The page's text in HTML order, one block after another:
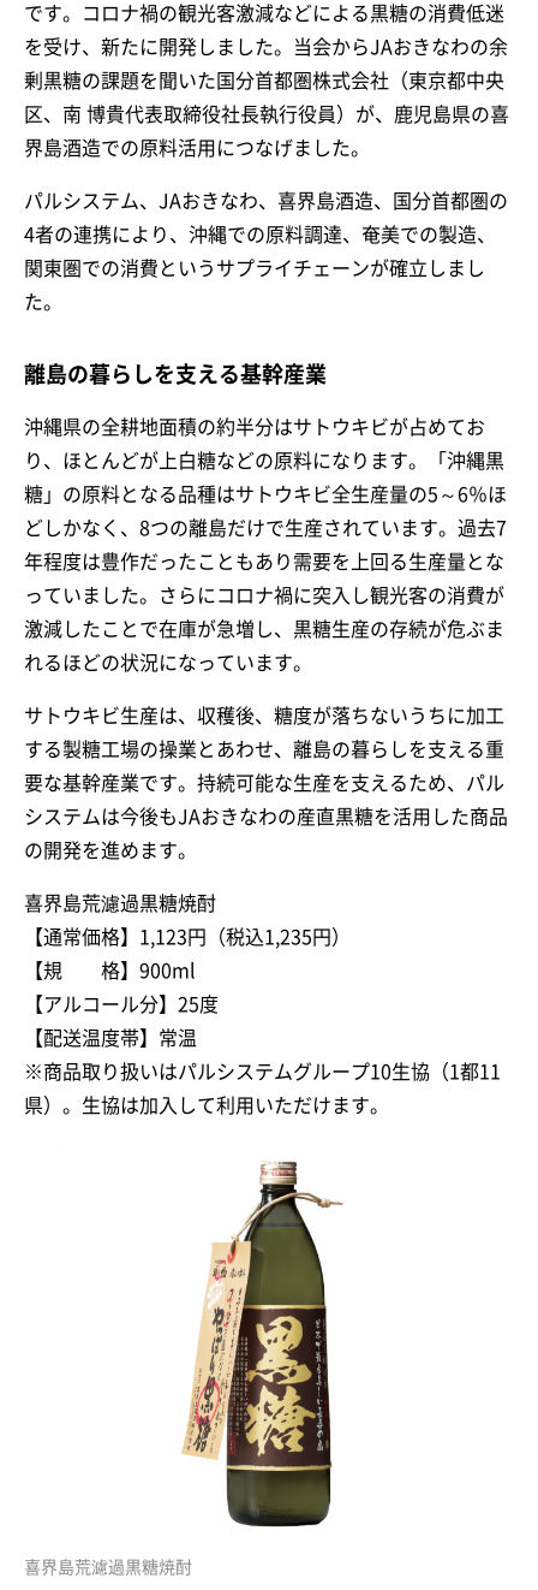
です。コロナ禍の観光客激減などによる黒糖の消費低迷
を受け、新たに開発しました。当会からJAおきなわの余
剰黒糖の課題を聞いた国分首都圏株式会社（東京都中央
区、南 博貴代表取締役社長執行役員）が、鹿児島県の喜
界島酒造での原料活用につなげました。
パルシステム、JAおきなわ、喜界島酒造、国分首都圏の
4者の連携により、沖縄での原料調達、奄美での製造、
関東圏での消費というサプライチェーンが確立しまし
た。
離島の暮らしを支える基幹産業
沖縄県の全耕地面積の約半分はサトウキビが占めてお
り、ほとんどが上白糖などの原料になります。「沖縄黒
糖」の原料となる品種はサトウキビ全生産量の5～6％ほ
どしかなく、8つの離島だけで生産されています。過去7
年程度は豊作だったこともあり需要を上回る生産量とな
っていました。さらにコロナ禍に突入し観光客の消費が
激減したことで在庫が急増し、黒糖生産の存続が危ぶま
れるほどの状況になっています。
サトウキビ生産は、収穫後、糖度が落ちないうちに加工
する製糖工場の操業とあわせ、離島の暮らしを支える重
要な基幹産業です。持続可能な生産を支えるため、パル
システムは今後もJAおきなわの産直黒糖を活用した商品
の開発を進めます。
喜界島荒濾過黒糖焼酎
【通常価格】1,123円（税込1,235円）
【規 格】900ml
【アルコール分】25度
【配送温度帯】常温
※商品取り扱いはパルシステムグループ10生協（1都11
県）。生協は加入して利用いただけます。
喜界島荒濾過黒糖焼酎